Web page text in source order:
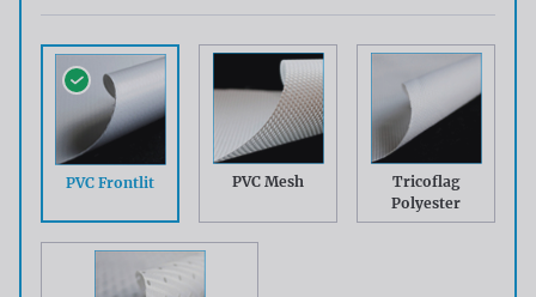
PVC Frontlit PVC Mesh
Tricoflag
Polyester